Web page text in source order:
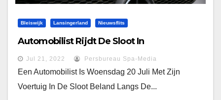
Bleiswijk Lansingerland Nieuwsflits
Automobilist Rijdt De Sloot In
Jul 21, 2022 Persbureau Spa-Media
Een Automobilist Is Woensdag 20 Juli Met Zijn
Voertuig In De Sloot Beland Langs De...